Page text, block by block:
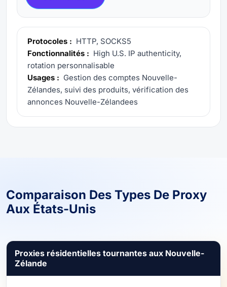
Protocoles : HTTP, SOCKS5
Fonctionnalités : High U.S. IP authenticity,
rotation personnalisable
Usages : Gestion des comptes Nouvelle-
Zélandes, suivi des produits, vérification des
annonces Nouvelle-Zélandees
Comparaison Des Types De Proxy
Aux États-Unis
Proxies résidentielles tournantes aux Nouvelle-
Zélande